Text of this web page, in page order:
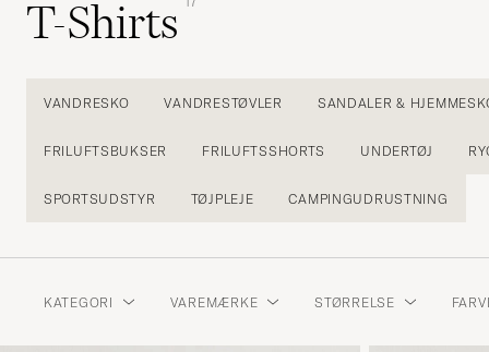
T-Shirts
VANDRESKO VANDRESTØVLER SANDALER &
FRILUFTSBUKSER FRILUFTSSHORTS UNDERTØJ
SPORTSUDSTYR TØJPLEJE CAMPINGUDRUSTNING
KATEGORI VAREMÆRKE STØRRELSE